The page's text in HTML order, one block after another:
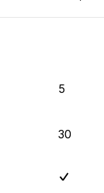
5
30